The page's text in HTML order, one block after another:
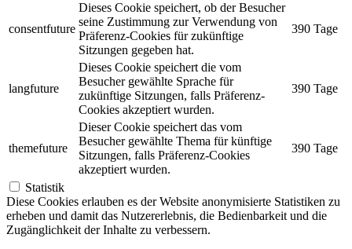
consentfuture
Dieses Cookie speichert, ob der Besucher
seine Zustimmung zur Verwendung von
Präferenz-Cookies für zukünftige
Sitzungen gegeben hat.
390 Tage
langfuture
Dieses Cookie speichert die vom
Besucher gewählte Sprache für
zukünftige Sitzungen, falls Präferenz-
Cookies akzeptiert wurden.
390 Tage
themefuture
Dieser Cookie speichert das vom
Besucher gewählte Thema für künftige
Sitzungen, falls Präferenz-Cookies
akzeptiert wurden.
390 Tage
Statistik
Diese Cookies erlauben es der Website anonymisierte Statistiken zu
erheben und damit das Nutzererlebnis, die Bedienbarkeit und die
Zugänglichkeit der Inhalte zu verbessern.